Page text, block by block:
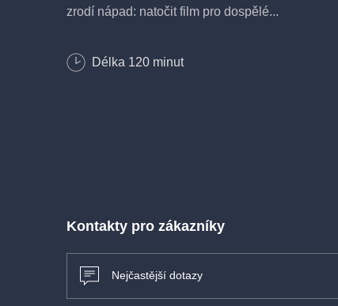
zrodí nápad: natočit film pro dospělé...
Délka divadelního představení Na ostro je 120
Délka 120 minut
Kontakty pro zákazníky
Nejčastější dotazy